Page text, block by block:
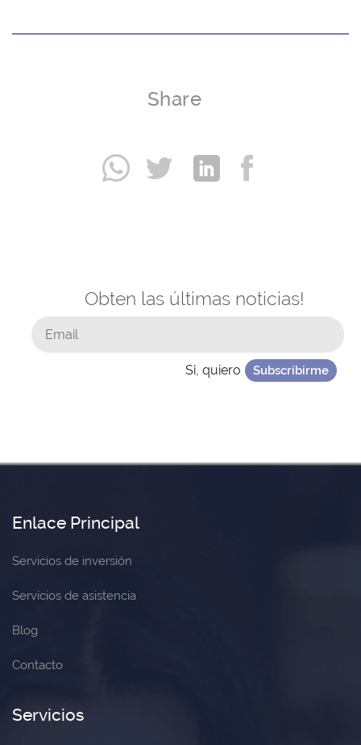
Share
Obten las últimas noticias!
Si, quiero Subscribirme
Enlace Principal
Servicios de inversión
Servicios de asistencia
Blog
Contacto
Servicios